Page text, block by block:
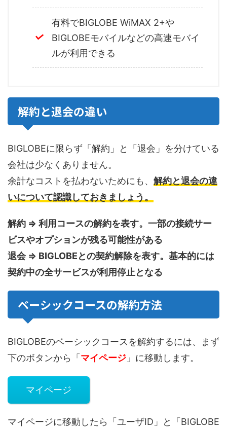
有料でBIGLOBE WiMAX 2+や
BIGLOBEモバイルなどの高速モバイ
ルが利用できる
解約と退会の違い
BIGLOBEに限らず「解約」と「退会」を分けている
会社は少なくありません。
余計なコストを払わないためにも、 解約と退会の違
いについて認識しておきましょう。
解約 ⇒ 利用コースの解約を表す。一部の接続サー
ビスやオプションが残る可能性がある
退会 ⇒ BIGLOBEとの契約解除を表す。基本的には
契約中の全サービスが利用停止となる
ベーシックコースの解約方法
BIGLOBEのベーシックコースを解約するには、まず
下のボタンから「 マイページ 」に移動します。
マイページ
マイページに移動したら「ユーザID」と「BIGLOBE